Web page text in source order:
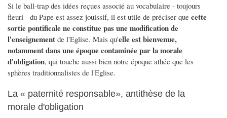
Si le ball-trap des idées reçues associé au vocabulaire - toujours
fleuri - du Pape est assez jouissif, il est utile de préciser que cette
sortie pontificale ne constitue pas une modification de
l'enseignement de l'Eglise. Mais qu'elle est bienvenue,
notamment dans une époque contaminée par la morale
d'obligation, qui touche aussi bien notre époque athée que les
sphères traditionnalistes de l'Eglise.
La « paternité responsable», antithèse de la
morale d'obligation